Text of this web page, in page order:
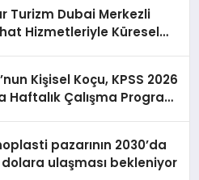
Turizm Dubai Merkezli
Hizmetleriyle Küresel
Kişisel Koçu, KPSS 2026
Haftalık Çalışma Programı
pazarının 2030’da
ulaşması bekleniyor